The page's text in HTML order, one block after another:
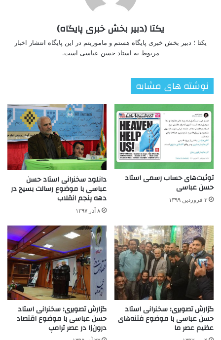
یکتا (دبیر بخش خبری پایگاه)
یکتا ؛ دبیر بخش خبری پایگاه هستم و ماموریتم در این پایگاه انتشار اخبار
مربوط به استاد حسن عباسی است.
نوشته های مشابه
توئیت‌های حساب رسمی استاد
حسن عباسی
۳ فروردین ۱۳۹۹
دانلود سخنرانی استاد حسن
عباسی با موضوع رسالت بسیج در
دهه پنجم انقلاب
۸ آذر ۱۳۹۷
گزارش تصویری؛ سخنرانی استاد
حسن عباسی با موضوع فتنه‌های
عظیم عصر ما
گزارش تصویری؛ سخنرانی استاد
حسن عباسی با موضوع اقتصاد
درون‌زا در عصر ترامپ